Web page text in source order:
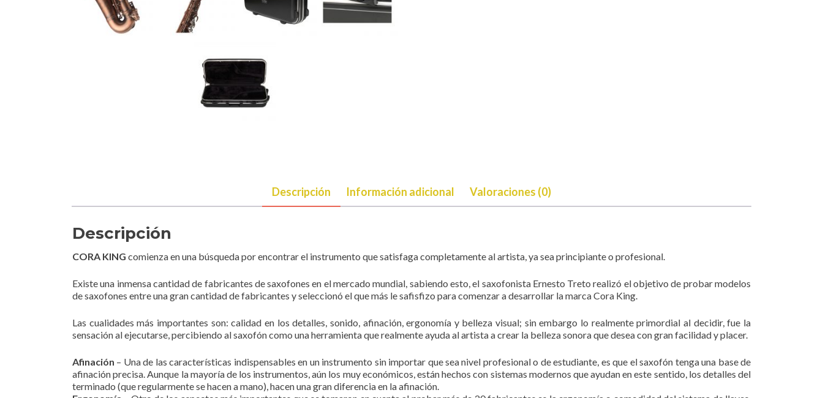
Descripción Información adicional Valoraciones (0)
Descripción
CORA KING comienza en una búsqueda por encontrar el instrumento que satisfaga completamente al artista, ya sea principiante o profesional.
Existe una inmensa cantidad de fabricantes de saxofones en el mercado mundial, sabiendo esto, el saxofonista Ernesto Treto realizó el objetivo de probar modelos
de saxofones entre una gran cantidad de fabricantes y seleccionó el que más le safisfizo para comenzar a desarrollar la marca Cora King.
Las cualidades más importantes son: calidad en los detalles, sonido, afinación, ergonomía y belleza visual; sin embargo lo realmente primordial al decidir, fue la
sensación al ejecutarse, percibiendo al saxofón como una herramienta que realmente ayuda al artista a crear la belleza sonora que desea con gran facilidad y placer.
Afinación – Una de las características indispensables en un instrumento sin importar que sea nivel profesional o de estudiante, es que el saxofón tenga una base de
afinación precisa. Aunque la mayoría de los instrumentos, aún los muy económicos, están hechos con sistemas modernos que ayudan en este sentido, los detalles del
terminado (que regularmente se hacen a mano), hacen una gran diferencia en la afinación.